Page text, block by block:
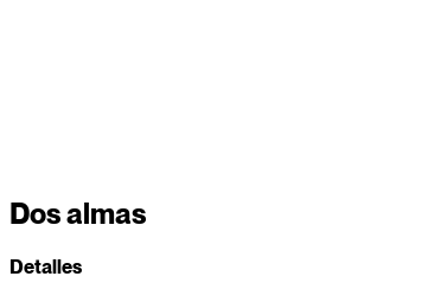
Dos almas
Detalles